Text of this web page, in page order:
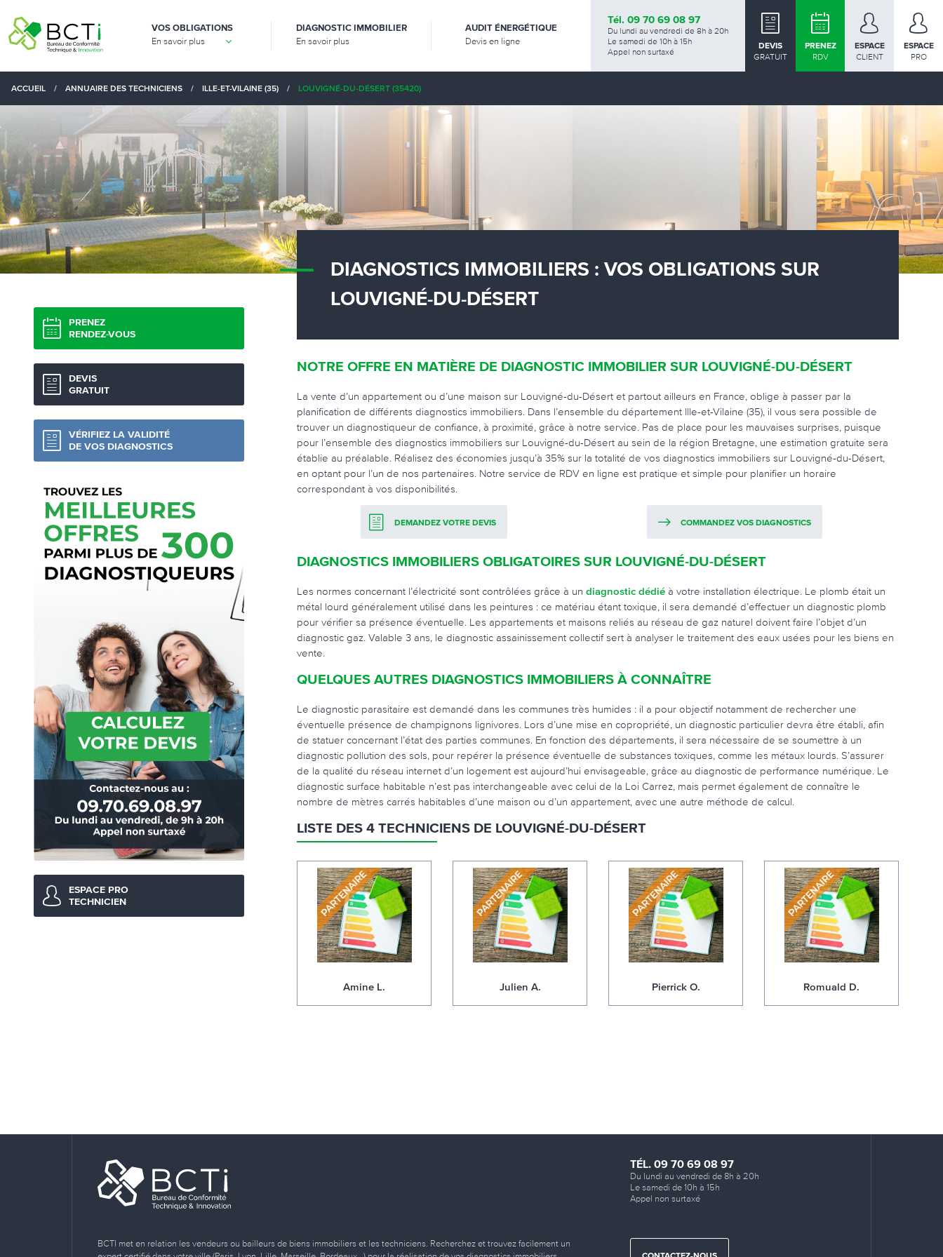
VOS OBLIGATIONS
En savoir plus
DIAGNOSTIC IMMOBILIER
En savoir plus
AUDIT ÉNERGÉTIQUE
Devis en ligne
Tél. 09 70 69 08 97
Du lundi au vendredi de 8h à 20h
Le samedi de 10h à 15h
Appel non surtaxé
DEVIS
GRATUIT
PRENEZ
RDV
ESPACE
CLIENT
ESPACE
PRO
ACCUEIL / ANNUAIRE DES TECHNICIENS / ILLE-ET-VILAINE (35) / LOUVIGNÉ-DU-DÉSERT (35420)
PRENEZ
RENDEZ-VOUS
DEVIS
GRATUIT
VÉRIFIEZ LA VALIDITÉ
DE VOS DIAGNOSTICS
ESPACE PRO
TECHNICIEN
DIAGNOSTICS IMMOBILIERS : VOS OBLIGATIONS SUR
LOUVIGNÉ-DU-DÉSERT
NOTRE OFFRE EN MATIÈRE DE DIAGNOSTIC IMMOBILIER SUR LOUVIGNÉ-DU-DÉSERT
La vente d’un appartement ou d’une maison sur Louvigné-du-Désert et partout ailleurs en France, oblige à passer par la
planification de différents diagnostics immobiliers. Dans l’ensemble du département Ille-et-Vilaine (35), il vous sera possible de
trouver un diagnostiqueur de confiance, à proximité, grâce à notre service. Pas de place pour les mauvaises surprises, puisque
pour l’ensemble des diagnostics immobiliers sur Louvigné-du-Désert au sein de la région Bretagne, une estimation gratuite sera
établie au préalable. Réalisez des économies jusqu’à 35% sur la totalité de vos diagnostics immobiliers sur Louvigné-du-Désert,
en optant pour l’un de nos partenaires. Notre service de RDV en ligne est pratique et simple pour planifier un horaire
correspondant à vos disponibilités.
DEMANDEZ VOTRE DEVIS COMMANDEZ VOS DIAGNOSTICS
DIAGNOSTICS IMMOBILIERS OBLIGATOIRES SUR LOUVIGNÉ-DU-DÉSERT
Les normes concernant l’électricité sont contrôlées grâce à un diagnostic dédié à votre installation électrique. Le plomb était un
métal lourd généralement utilisé dans les peintures : ce matériau étant toxique, il sera demandé d’effectuer un diagnostic plomb
pour vérifier sa présence éventuelle. Les appartements et maisons reliés au réseau de gaz naturel doivent faire l’objet d’un
diagnostic gaz. Valable 3 ans, le diagnostic assainissement collectif sert à analyser le traitement des eaux usées pour les biens en
vente.
QUELQUES AUTRES DIAGNOSTICS IMMOBILIERS À CONNAÎTRE
Le diagnostic parasitaire est demandé dans les communes très humides : il a pour objectif notamment de rechercher une
éventuelle présence de champignons lignivores. Lors d’une mise en copropriété, un diagnostic particulier devra être établi, afin
de statuer concernant l’état des parties communes. En fonction des départements, il sera nécessaire de se soumettre à un
diagnostic pollution des sols, pour repérer la présence éventuelle de substances toxiques, comme les métaux lourds. S’assurer
de la qualité du réseau internet d’un logement est aujourd’hui envisageable, grâce au diagnostic de performance numérique. Le
diagnostic surface habitable n’est pas interchangeable avec celui de la Loi Carrez, mais permet également de connaître le
nombre de mètres carrés habitables d’une maison ou d’un appartement, avec une autre méthode de calcul.
LISTE DES 4 TECHNICIENS DE LOUVIGNÉ-DU-DÉSERT
Amine L. Julien A. Pierrick O. Romuald D.
BCTI met en relation les vendeurs ou bailleurs de biens immobiliers et les techniciens. Recherchez et trouvez facilement un
TÉL. 09 70 69 08 97
Du lundi au vendredi de 8h à 20h
Le samedi de 10h à 15h
Appel non surtaxé